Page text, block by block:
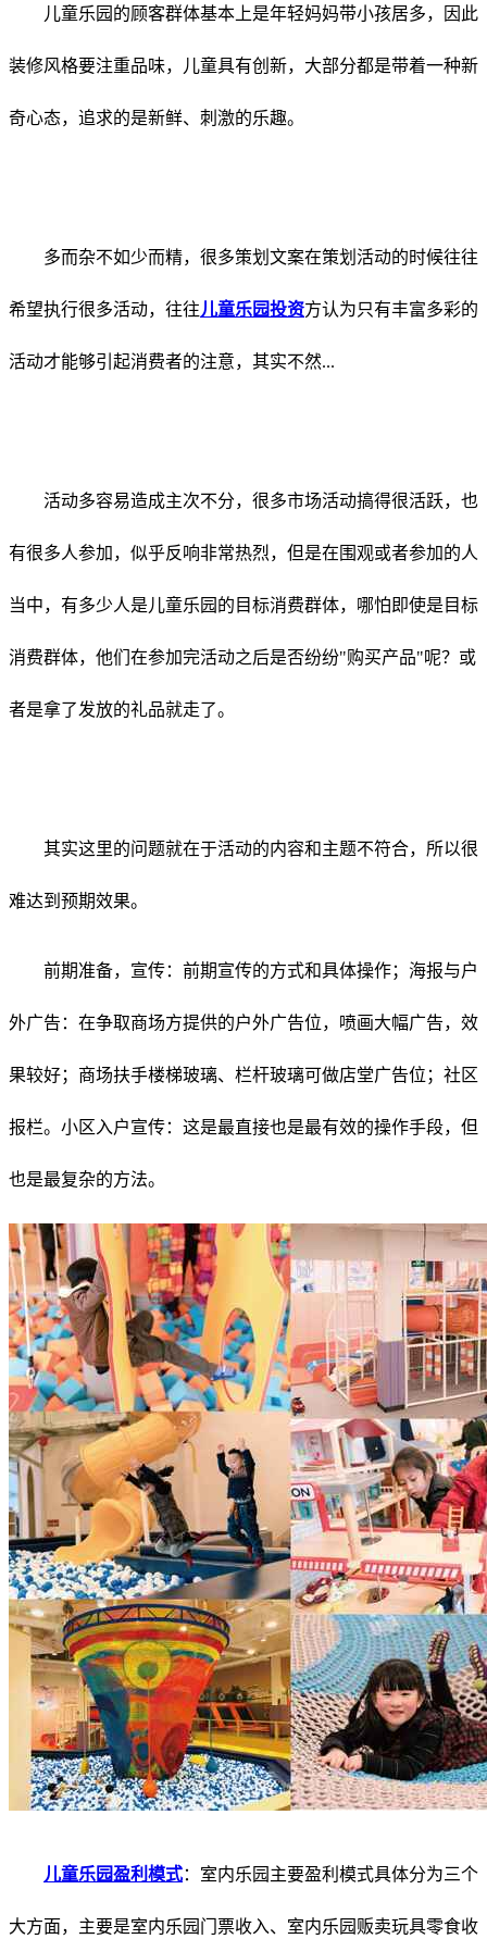
儿童乐园的顾客群体基本上是年轻妈妈带小孩居多，因此
装修风格要注重品味，儿童具有创新，大部分都是带着一种新
奇心态，追求的是新鲜、刺激的乐趣。
多而杂不如少而精，很多策划文案在策划活动的时候往往
希望执行很多活动，往往儿童乐园投资方认为只有丰富多彩的
活动才能够引起消费者的注意，其实不然...
活动多容易造成主次不分，很多市场活动搞得很活跃，也
有很多人参加，似乎反响非常热烈，但是在围观或者参加的人
当中，有多少人是儿童乐园的目标消费群体，哪怕即使是目标
消费群体，他们在参加完活动之后是否纷纷"购买产品"呢？或
者是拿了发放的礼品就走了。
其实这里的问题就在于活动的内容和主题不符合，所以很
难达到预期效果。
前期准备，宣传：前期宣传的方式和具体操作；海报与户
外广告：在争取商场方提供的户外广告位，喷画大幅广告，效
果较好；商场扶手楼梯玻璃、栏杆玻璃可做店堂广告位；社区
报栏。小区入户宣传：这是最直接也是最有效的操作手段，但
也是最复杂的方法。
儿童乐园盈利模式：室内乐园主要盈利模式具体分为三个
大方面，主要是室内乐园门票收入、室内乐园贩卖玩具零食收